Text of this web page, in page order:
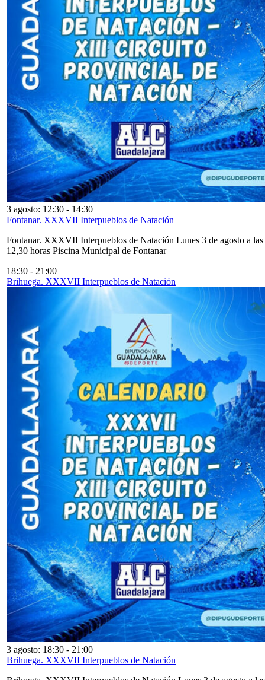
3 agosto: 12:30 - 14:30
Fontanar. XXXVII Interpueblos de Natación
Fontanar. XXXVII Interpueblos de Natación Lunes 3 de agosto a las
12,30 horas Piscina Municipal de Fontanar
18:30 - 21:00
Brihuega. XXXVII Interpueblos de Natación
3 agosto: 18:30 - 21:00
Brihuega. XXXVII Interpueblos de Natación